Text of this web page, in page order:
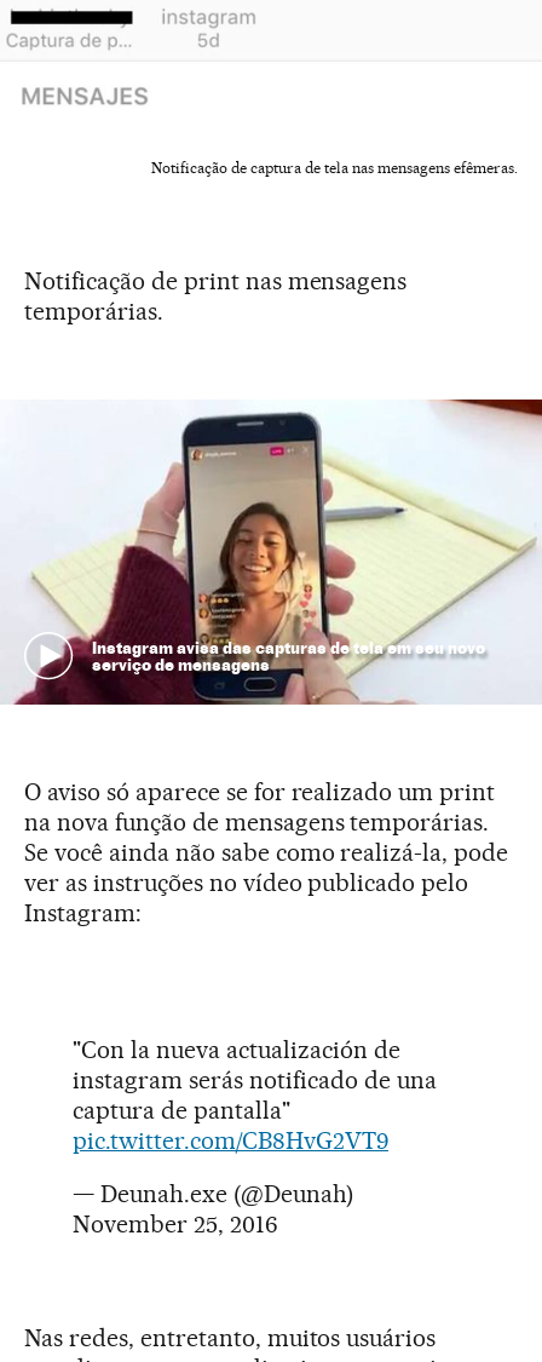
Notificação de captura de tela nas mensagens efêmeras.
Notificação de print nas mensagens
temporárias.
Instagram avisa das capturas de tela em seu novo
serviço de mensagens
O aviso só aparece se for realizado um print
na nova função de mensagens temporárias.
Se você ainda não sabe como realizá-la, pode
ver as instruções no vídeo publicado pelo
Instagram:
"Con la nueva actualización de
instagram serás notificado de una
captura de pantalla"
pic.twitter.com/CB8HvG2VT9
— Deunah.exe (@Deunah)
November 25, 2016
Nas redes, entretanto, muitos usuários